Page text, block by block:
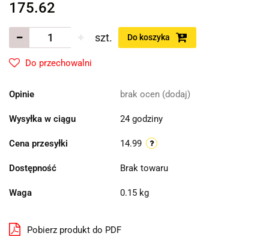
175.62
szt. Do koszyka
Do przechowalni
Opinie brak ocen (dodaj)
Wysyłka w ciągu 24 godziny
Cena przesyłki 14.99
Dostępność Brak towaru
Waga 0.15 kg
Pobierz produkt do PDF